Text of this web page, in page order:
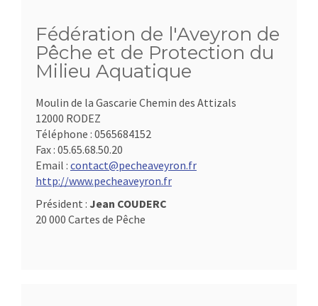
Fédération de l'Aveyron de
Pêche et de Protection du
Milieu Aquatique
Moulin de la Gascarie Chemin des Attizals
12000 RODEZ
Téléphone : 0565684152
Fax : 05.65.68.50.20
Email : contact@pecheaveyron.fr
http://www.pecheaveyron.fr
Président : Jean COUDERC
20 000 Cartes de Pêche